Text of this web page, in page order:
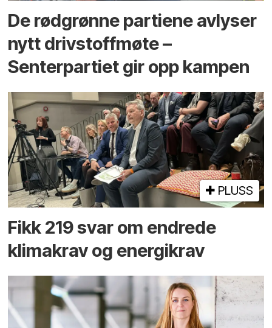
De rødgrønne partiene avlyser
nytt drivstoffmøte –
Senterpartiet gir opp kampen
PLUSS
Fikk 219 svar om endrede
klimakrav og energikrav